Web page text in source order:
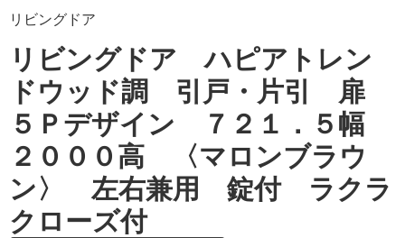
リビングドア
リビングドア ハピアトレン
ドウッド調 引戸・片引 扉
５Ｐデザイン ７２１．５幅
２０００高 〈マロンブラウ
ン〉 左右兼用 錠付 ラクラ
クローズ付